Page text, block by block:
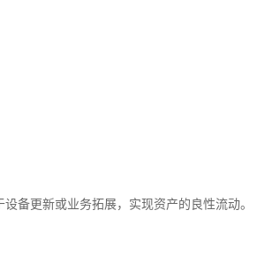
备更新或业务拓展，实现资产的良性流动。